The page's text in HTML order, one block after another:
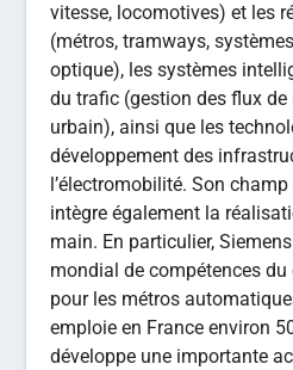
vitesse, locomotives) et les
(métros, tramways,
optique), les systèmes
du trafic (gestion des flux
urbain), ainsi que les
développement des
l’électromobilité. Son
intègre également la
main. En particulier,
mondial de compétences du
pour les métros
emploie en France environ
développe une importante